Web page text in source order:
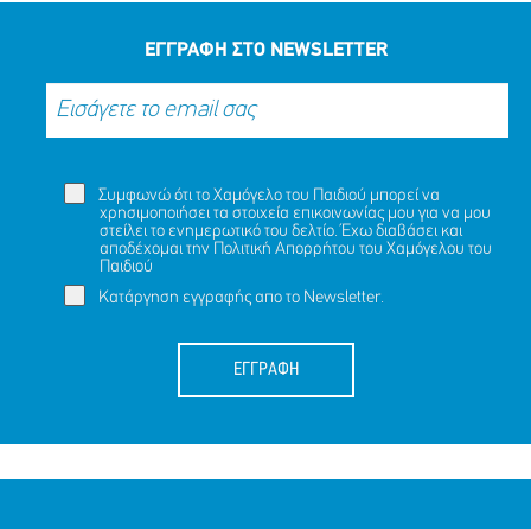
ΕΓΓΡΑΦΗ ΣΤΟ NEWSLETTER
Συμφωνώ ότι το Χαμόγελο του Παιδιού μπορεί να
χρησιμοποιήσει τα στοιχεία επικοινωνίας μου για να μου
στείλει το ενημερωτικό του δελτίο. Έχω διαβάσει και
αποδέχομαι την Πολιτική Απορρήτου του Χαμόγελου του
Παιδιού
Κατάργηση εγγραφής απο το Newsletter.
ΕΓΓΡΑΦΗ